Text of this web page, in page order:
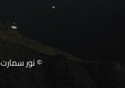
© نور سمارت 2023